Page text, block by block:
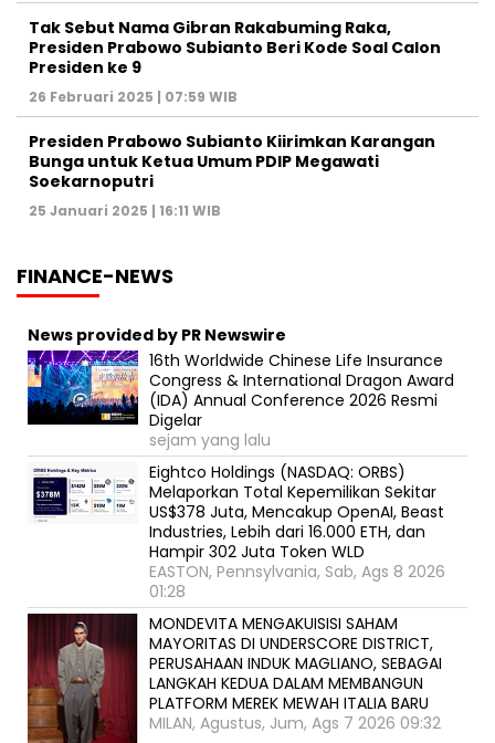
Tak Sebut Nama Gibran Rakabuming Raka,
Presiden Prabowo Subianto Beri Kode Soal Calon
Presiden ke 9
26 Februari 2025 | 07:59 WIB
Presiden Prabowo Subianto Kiirimkan Karangan
Bunga untuk Ketua Umum PDIP Megawati
Soekarnoputri
25 Januari 2025 | 16:11 WIB
FINANCE-NEWS
News provided by PR Newswire
16th Worldwide Chinese Life Insurance
Congress & International Dragon Award
(IDA) Annual Conference 2026 Resmi
Digelar
sejam yang lalu
Eightco Holdings (NASDAQ: ORBS)
Melaporkan Total Kepemilikan Sekitar
US$378 Juta, Mencakup OpenAI, Beast
Industries, Lebih dari 16.000 ETH, dan
Hampir 302 Juta Token WLD
EASTON, Pennsylvania, Sab, Ags 8 2026
01:28
MONDEVITA MENGAKUISISI SAHAM
MAYORITAS DI UNDERSCORE DISTRICT,
PERUSAHAAN INDUK MAGLIANO, SEBAGAI
LANGKAH KEDUA DALAM MEMBANGUN
PLATFORM MEREK MEWAH ITALIA BARU
MILAN, Agustus, Jum, Ags 7 2026 09:32